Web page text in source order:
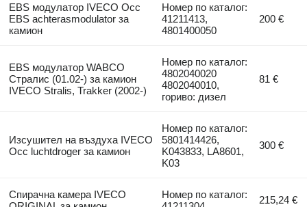
EBS модулатор IVECO Occ
EBS achterasmodulator за
камион
Номер по каталог:
41211413,
4801400050
200 €
EBS модулатор WABCO
Стралис (01.02-) за камион
IVECO Stralis, Trakker (2002-)
Номер по каталог:
4802040020
4802040010,
гориво: дизел
81 €
Изсушител на въздуха IVECO
Occ luchtdroger за камион
Номер по каталог:
5801414426,
K043833, LA8601,
K03
300 €
Спирачна камера IVECO
Номер по каталог:
215,24 €